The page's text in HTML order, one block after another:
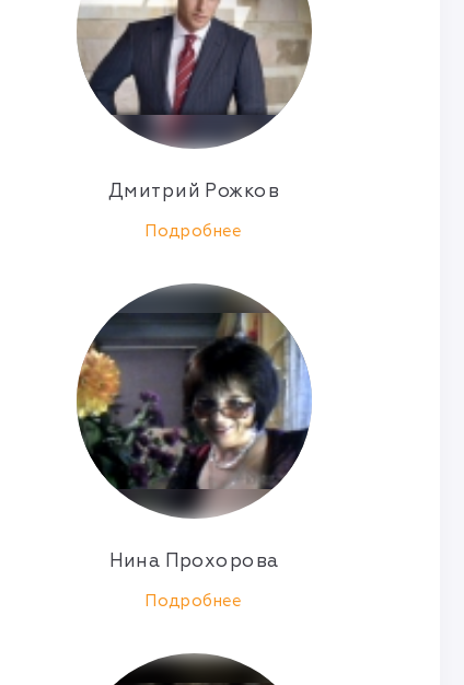
Дмитрий Рожков
Подробнее
Нина Прохорова
Подробнее